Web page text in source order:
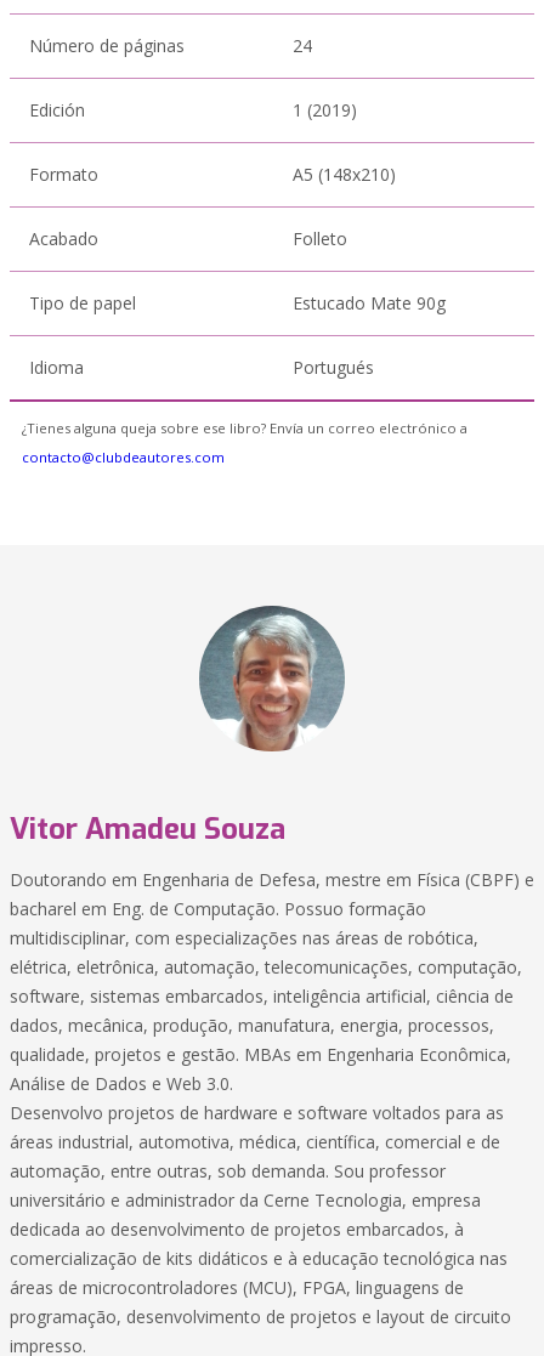
Número de páginas 24
Edición 1 (2019)
Formato A5 (148x210)
Acabado Folleto
Tipo de papel Estucado Mate 90g
Idioma Portugués
¿Tienes alguna queja sobre ese libro? Envía un correo electrónico a
contacto@clubdeautores.com
Vitor Amadeu Souza
Doutorando em Engenharia de Defesa, mestre em Física (CBPF) e
bacharel em Eng. de Computação. Possuo formação
multidisciplinar, com especializações nas áreas de robótica,
elétrica, eletrônica, automação, telecomunicações, computação,
software, sistemas embarcados, inteligência artificial, ciência de
dados, mecânica, produção, manufatura, energia, processos,
qualidade, projetos e gestão. MBAs em Engenharia Econômica,
Análise de Dados e Web 3.0.
Desenvolvo projetos de hardware e software voltados para as
áreas industrial, automotiva, médica, científica, comercial e de
automação, entre outras, sob demanda. Sou professor
universitário e administrador da Cerne Tecnologia, empresa
dedicada ao desenvolvimento de projetos embarcados, à
comercialização de kits didáticos e à educação tecnológica nas
áreas de microcontroladores (MCU), FPGA, linguagens de
programação, desenvolvimento de projetos e layout de circuito
impresso.